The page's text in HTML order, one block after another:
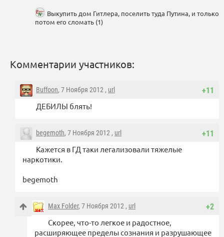
Выкупить дом Гитлера, поселить туда Путина, и только
потом его сломать (1)
Комментарии участников:
+11
Buffoon, 7 Ноября 2012 , url
ДЕБИЛЫ блять!
+11
begemoth, 7 Ноября 2012 , url
Кажется в ГД таки легализовали тяжелые
наркотики.
begemoth
+2
Max Folder, 7 Ноября 2012 , url
Скорее, что-то легкое и радостное,
расширяющее пределы сознания и разрушающее